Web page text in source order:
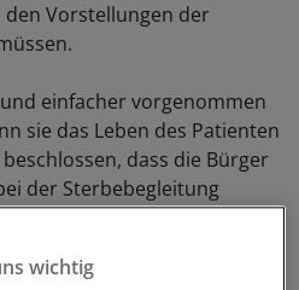
Vorstellungen der
einfacher vorgenommen
sie das Leben des Patienten
dass die Bürger
der Sterbebegleitung
sprach nach der
wichtig